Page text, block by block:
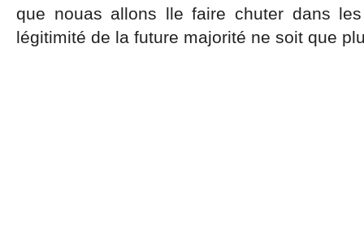
que nouas allons lle faire chuter dans
légitimité de la future majorité ne soit que